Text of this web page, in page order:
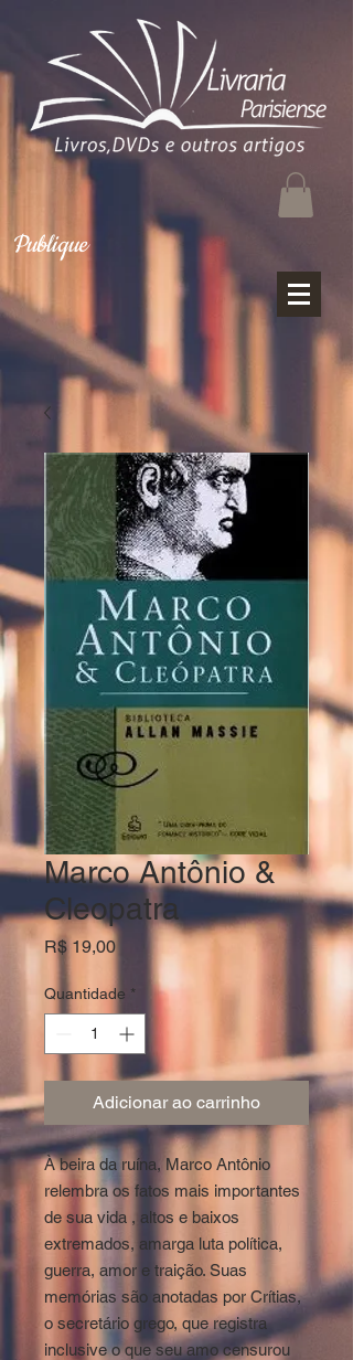
Publique
Marco Antônio &
Cleopatra
R$ 19,00Preço
Quantidade *
Adicionar ao carrinho
À beira da ruína, Marco Antônio
relembra os fatos mais importantes
de sua vida , altos e baixos
extremados, amarga luta política,
guerra, amor e traição. Suas
memórias são anotadas por Crítias,
o secretário grego, que registra
inclusive o que seu amo censurou